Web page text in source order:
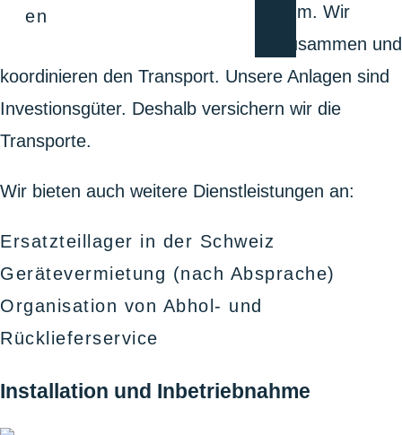
en
organisieren wir die Logistik rundherum. Wir
arbeiten eng mit unseren Partnern zusammen und
koordinieren den Transport. Unsere Anlagen sind
Investionsgüter. Deshalb versichern wir die
Transporte.
Wir bieten auch weitere Dienstleistungen an:
Ersatzteillager in der Schweiz
Gerätevermietung (nach Absprache)
Organisation von Abhol- und
Rücklieferservice
Installation und Inbetriebnahme